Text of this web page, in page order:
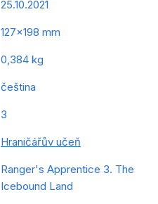
25.10.2021
127x198 mm
0,384 kg
čeština
3
Hraničářův učeň
Ranger's Apprentice 3. The
Icebound Land